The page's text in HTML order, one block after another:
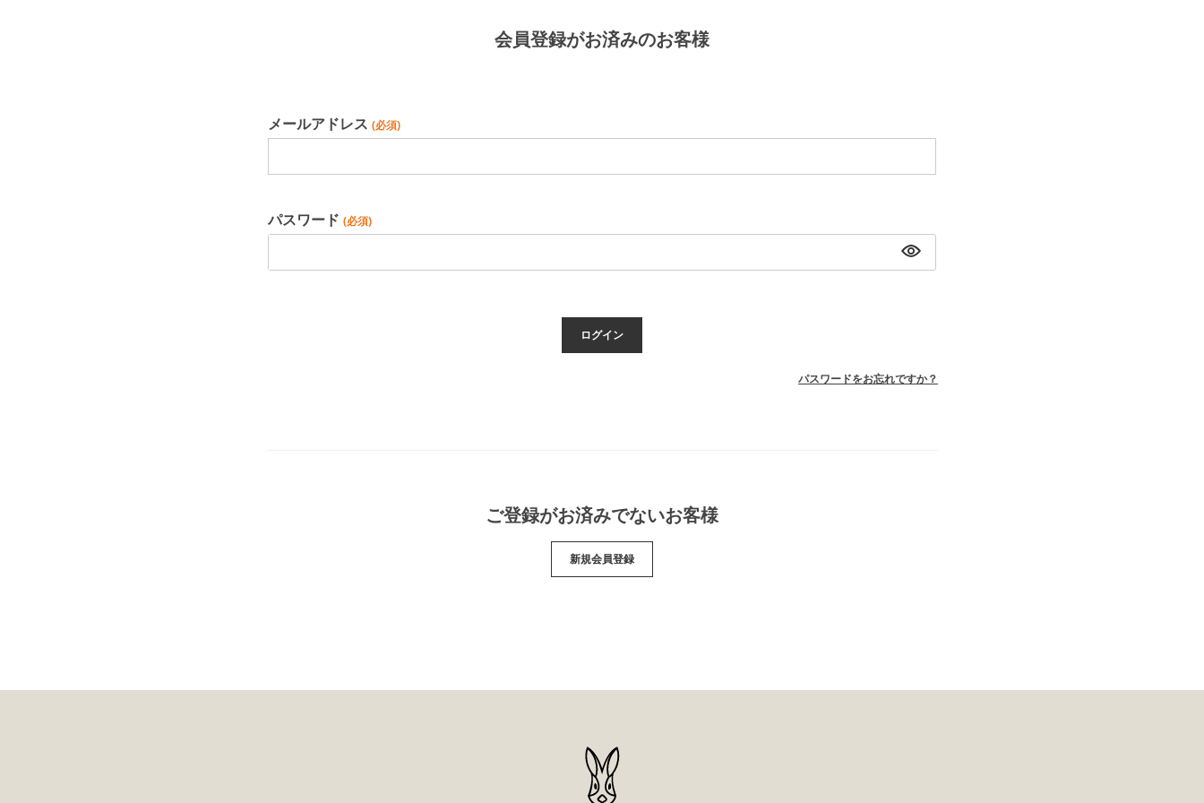
会員登録がお済みのお客様
メールアドレス (必須)
パスワード (必須)
ログイン
パスワードをお忘れですか？
ご登録がお済みでないお客様
新規会員登録